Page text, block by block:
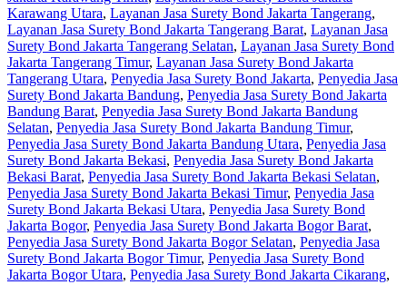
Karawang Utara, Layanan Jasa Surety Bond Jakarta Tangerang,
Layanan Jasa Surety Bond Jakarta Tangerang Barat, Layanan Jasa
Surety Bond Jakarta Tangerang Selatan, Layanan Jasa Surety Bond
Jakarta Tangerang Timur, Layanan Jasa Surety Bond Jakarta
Tangerang Utara, Penyedia Jasa Surety Bond Jakarta, Penyedia Jasa
Surety Bond Jakarta Bandung, Penyedia Jasa Surety Bond Jakarta
Bandung Barat, Penyedia Jasa Surety Bond Jakarta Bandung
Selatan, Penyedia Jasa Surety Bond Jakarta Bandung Timur,
Penyedia Jasa Surety Bond Jakarta Bandung Utara, Penyedia Jasa
Surety Bond Jakarta Bekasi, Penyedia Jasa Surety Bond Jakarta
Bekasi Barat, Penyedia Jasa Surety Bond Jakarta Bekasi Selatan,
Penyedia Jasa Surety Bond Jakarta Bekasi Timur, Penyedia Jasa
Surety Bond Jakarta Bekasi Utara, Penyedia Jasa Surety Bond
Jakarta Bogor, Penyedia Jasa Surety Bond Jakarta Bogor Barat,
Penyedia Jasa Surety Bond Jakarta Bogor Selatan, Penyedia Jasa
Surety Bond Jakarta Bogor Timur, Penyedia Jasa Surety Bond
Jakarta Bogor Utara, Penyedia Jasa Surety Bond Jakarta Cikarang,